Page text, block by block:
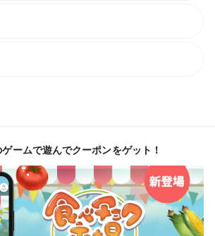
ームで遊んでクーポンをゲット！